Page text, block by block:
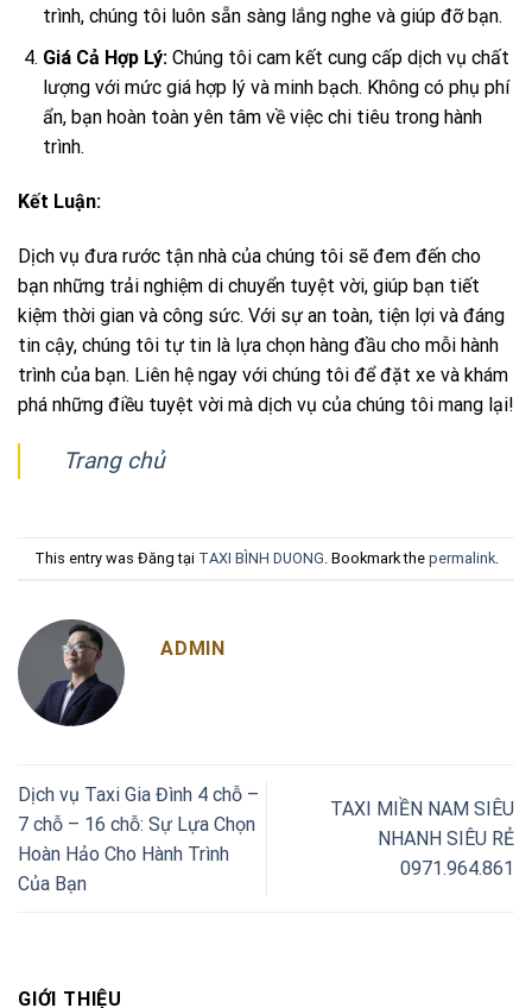
trình, chúng tôi luôn sẵn sàng lắng nghe và giúp đỡ bạn.
Giá Cả Hợp Lý:Chúng tôi cam kết cung cấp dịch vụ chất
lượng với mức giá hợp lý và minh bạch. Không có phụ phí
ẩn, bạn hoàn toàn yên tâm về việc chi tiêu trong hành
trình.
Kết Luận:
Dịch vụ đưa rước tận nhà của chúng tôi sẽ đem đến cho
bạn những trải nghiệm di chuyển tuyệt vời, giúp bạn tiết
kiệm thời gian và công sức. Với sự an toàn, tiện lợi và đáng
tin cậy, chúng tôi tự tin là lựa chọn hàng đầu cho mỗi hành
trình của bạn. Liên hệ ngay với chúng tôi để đặt xe và khám
phá những điều tuyệt vời mà dịch vụ của chúng tôi mang lại!
Trang chủ
This entry was Đăng tại TAXI BÌNH DUONG . Bookmark the permalink.
ADMIN
Dịch vụ Taxi Gia Đình 4 chỗ –
7 chỗ – 16 chỗ: Sự Lựa Chọn
Hoàn Hảo Cho Hành Trình
Của Bạn
TAXI MIỀN NAM SIÊU
NHANH SIÊU RẺ
0971.964.861
GIỚI THIỆU